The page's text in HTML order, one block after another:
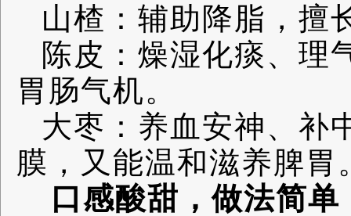
山楂：辅助降脂，擅
陈皮：燥湿化痰、理
胃肠气机。
大枣：养血安神、补
膜，又能温和滋养脾胃
口感酸甜，做法简单